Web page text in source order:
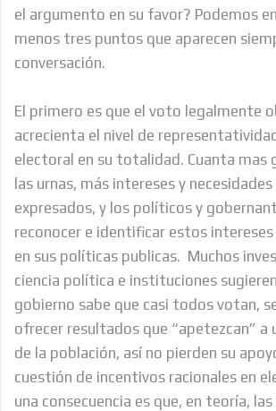
el argumento en su favor? Podemos
menos tres puntos que aparecen
conversación.
El primero es que el voto legalmente
acrecienta el nivel de
electoral en su totalidad. Cuanta mas
las urnas, más intereses y necesidades
expresados, y los políticos y
reconocer e identificar estos
en sus políticas publicas. Muchos
ciencia política e instituciones
gobierno sabe que casi todos votan,
ofrecer resultados que “apetezcan” a
de la población, así no pierden su
cuestión de incentivos racionales en
una consecuencia es que, en teoría,